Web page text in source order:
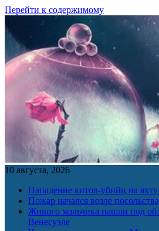
Перейти к содержимому
10 августа, 2026
Нападение китов-убийц на
Пожар начался возле
Живого мальчика нашли под
Венесуэле